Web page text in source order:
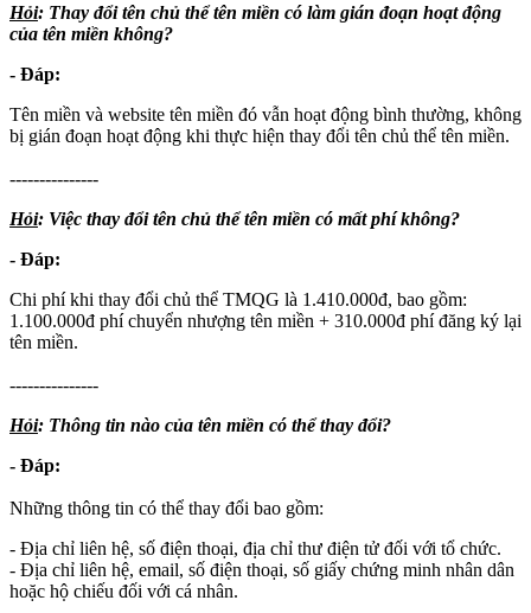
Hỏi: Thay đổi tên chủ thể tên miền có làm gián đoạn hoạt động
của tên miền không?
- Đáp:
Tên miền và website tên miền đó vẫn hoạt động bình thường, không
bị gián đoạn hoạt động khi thực hiện thay đổi tên chủ thể tên miền.
---------------
Hỏi: Việc thay đổi tên chủ thể tên miền có mất phí không?
- Đáp:
Chi phí khi thay đổi chủ thể TMQG là 1.410.000đ, bao gồm:
1.100.000đ phí chuyển nhượng tên miền + 310.000đ phí đăng ký lại
tên miền.
---------------
Hỏi: Thông tin nào của tên miền có thể thay đổi?
- Đáp:
Những thông tin có thể thay đổi bao gồm:
- Địa chỉ liên hệ, số điện thoại, địa chỉ thư điện tử đối với tổ chức.
- Địa chỉ liên hệ, email, số điện thoại, số giấy chứng minh nhân dân
hoặc hộ chiếu đối với cá nhân.